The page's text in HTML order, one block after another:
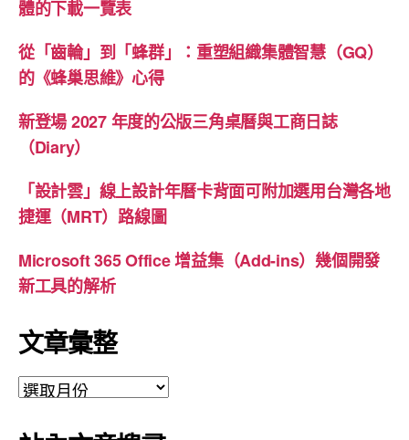
體的下載一覽表
從「齒輪」到「蜂群」：重塑組織集體智慧（GQ）
的《蜂巢思維》心得
新登場 2027 年度的公版三角桌曆與工商日誌
（Diary）
「設計雲」線上設計年曆卡背面可附加選用台灣各地
捷運（MRT）路線圖
Microsoft 365 Office 增益集（Add-ins）幾個開發
新工具的解析
文章彙整
文
彙